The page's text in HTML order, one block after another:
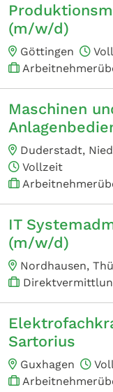
(m/w/d)
Göttingen
Maschinen
Duderstadt,
Vollzeit
IT
(m/w/d)
Nordhausen,
Sartorius
Guxhagen